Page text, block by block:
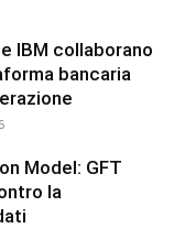
IBM collaborano
bancaria
Model: GFT
la